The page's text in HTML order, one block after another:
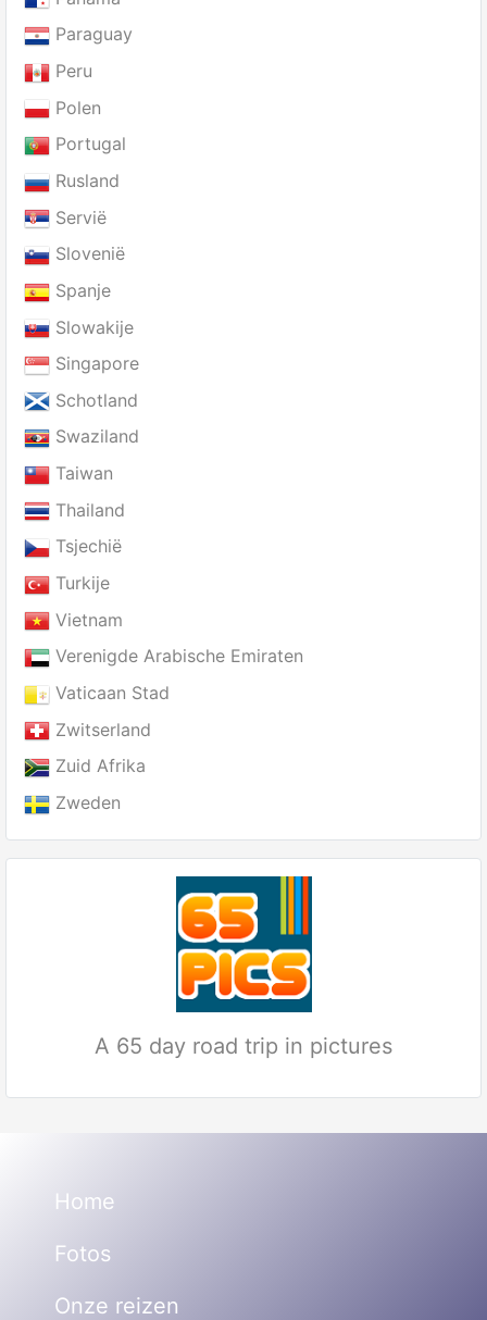
Paraguay
Peru
Polen
Portugal
Rusland
Servië
Slovenië
Spanje
Slowakije
Singapore
Schotland
Swaziland
Taiwan
Thailand
Tsjechië
Turkije
Vietnam
Verenigde Arabische Emiraten
Vaticaan Stad
Zwitserland
Zuid Afrika
Zweden
A 65 day road trip in pictures
Home
Fotos
Onze reizen